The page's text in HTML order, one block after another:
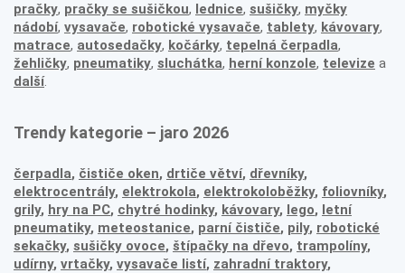
pračky, pračky se sušičkou, lednice, sušičky, myčky
nádobí, vysavače, robotické vysavače, tablety, kávovary,
matrace, autosedačky, kočárky, tepelná čerpadla,
žehličky, pneumatiky, sluchátka, herní konzole, televize a
další.
Trendy kategorie – jaro 2026
čerpadla, čističe oken, drtiče větví, dřevníky,
elektrocentrály, elektrokola, elektrokoloběžky, foliovníky,
grily, hry na PC, chytré hodinky, kávovary, lego, letní
pneumatiky, meteostanice, parní čističe, pily, robotické
sekačky, sušičky ovoce, štípačky na dřevo, trampolíny,
udírny, vrtačky, vysavače listí, zahradní traktory,